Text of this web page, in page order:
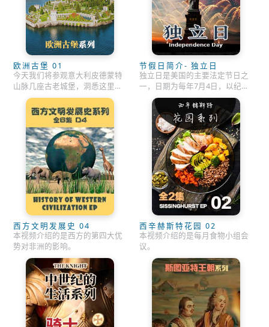
欧洲古堡 01
今天我们将参观意大利皮德蒙特
山脉几座古老城堡，洞悉这里迷
人的历史、文化和皇室生活的相
关内容。
节假日简介- 独立日
独立日是美国的主要法定节日之
一，日期为每年7月4日，以纪念
1776年7月4日大陆会议在费城正
式通过《独立宣言》。
西方文明发展史 04
本视频介绍的是西方的第四大优
势对非洲的影响。
西辛赫斯特花园 02
本视频介绍的是每月食物小组会
议。